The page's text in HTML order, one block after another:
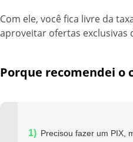
Com ele, você fica livre da
aproveitar ofertas exclusivas
Porque recomendei o
Precisou fazer um PIX,